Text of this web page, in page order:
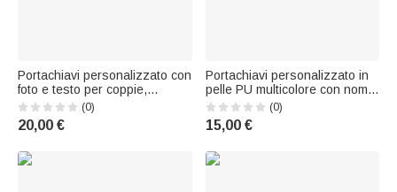
Portachiavi personalizzato con
foto e testo per coppie,
fidanzati, fidanzate e
anniversari
(0)
20,00 €
Portachiavi personalizzato in
pelle PU multicolore con nome
Festa di matrimonio
Compleanno Anniversario
Regalo di nascita per lei
(0)
15,00 €